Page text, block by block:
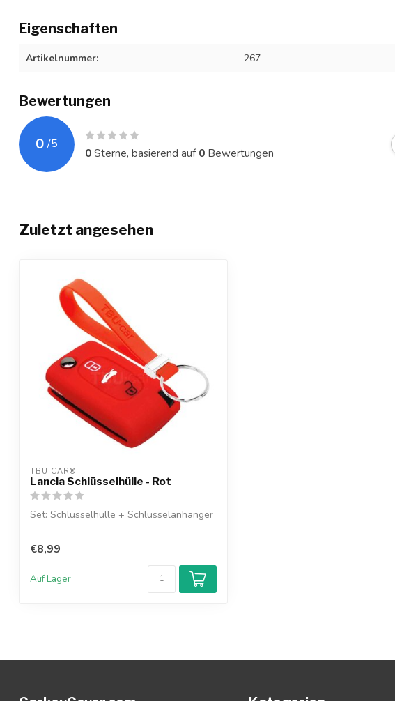
Eigenschaften
Artikelnummer: 267
Bewertungen
0 /5
0Sterne, basierend auf0 Bewertungen
Zuletzt angesehen
TBU CAR®
Lancia Schlüsselhülle - Rot
Set: Schlüsselhülle + Schlüsselanhänger
€8,99
Auf Lager